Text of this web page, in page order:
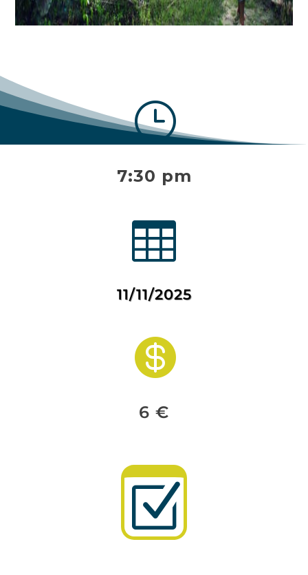
}
7:30 pm

11/11/2025

6 €
Z